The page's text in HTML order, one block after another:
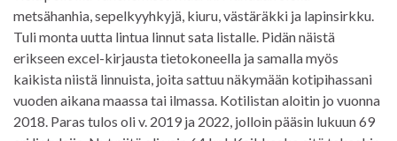
metsähanhia, sepelkyyhkyjä, kiuru, västäräkki ja lapinsirkku.
Tuli monta uutta lintua linnut sata listalle. Pidän näistä
erikseen excel-kirjausta tietokoneella ja samalla myös
kaikista niistä linnuista, joita sattuu näkymään kotipihassani
vuoden aikana maassa tai ilmassa. Kotilistan aloitin jo vuonna
2018. Paras tulos oli v. 2019 ja 2022, jolloin pääsin lukuun 69